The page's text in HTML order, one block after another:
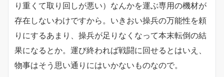
り重くて取り回しが悪い）なんかを運ぶ専用の機材が
存在しないわけですから。いきおい操兵の万能性を頼
りにするあまり、操兵が足りなくなって本末転倒の結
果になるとか。運び終われば戦闘に回せるとはいえ、
物事はそう思い通りにはいかないものなので。